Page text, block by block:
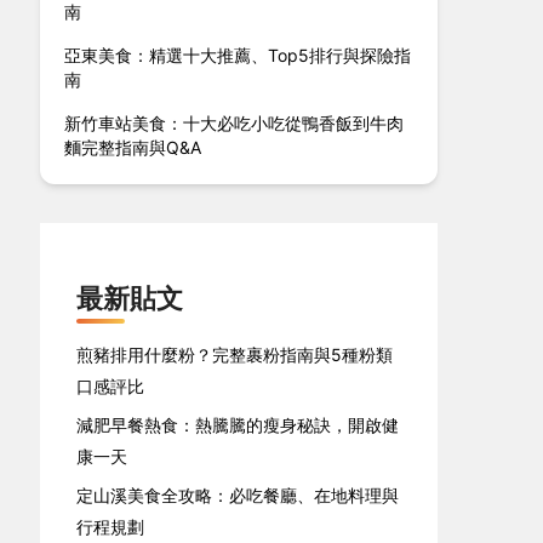
南
亞東美食：精選十大推薦、Top5排行與探險指
南
新竹車站美食：十大必吃小吃從鴨香飯到牛肉
麵完整指南與Q&A
最新貼文
煎豬排用什麼粉？完整裹粉指南與5種粉類
口感評比
減肥早餐熱食：熱騰騰的瘦身秘訣，開啟健
康一天
定山溪美食全攻略：必吃餐廳、在地料理與
行程規劃